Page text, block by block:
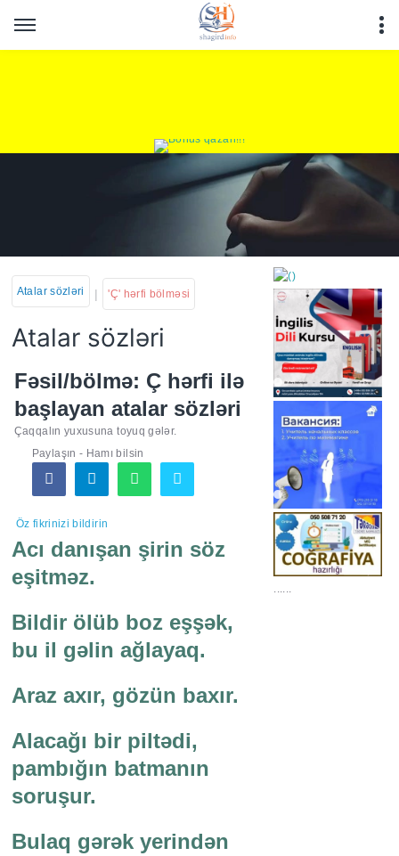
Atalar sözləri | 'Ç' hərfi bölməsi
Atalar sözləri
Fəsil/bölmə: Ç hərfi ilə
başlayan atalar sözləri
Çaqqalın yuxusuna toyuq gələr.
Paylaşın - Hamı bilsin
Öz fikrinizi bildirin
Acı danışan şirin söz
eşitməz.
Bildir ölüb boz eşşək,
bu il gəlin ağlayaq.
Araz axır, gözün baxır.
Alacağı bir piltədi,
pambığın batmanın
soruşur.
Bulaq gərək yerindən
https://wa.me/
......